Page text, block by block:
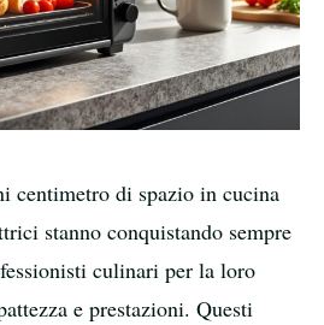
centimetro di spazio in cucina
stanno conquistando sempre
culinari per la loro
e prestazioni. Questi